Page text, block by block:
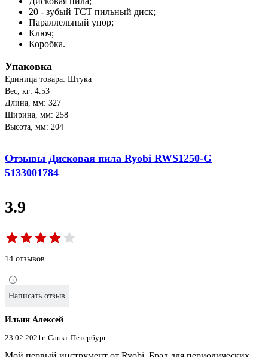
20 - зубый ТСТ пильный диск;
Параллельный упор;
Ключ;
Коробка.
Упаковка
Единица товара: Штука
Вес, кг: 4.53
Длина, мм: 327
Ширина, мм: 258
Высота, мм: 204
Отзывы Дисковая пила Ryobi RWS1250-G
5133001784
3.9
14 отзывов
Написать отзыв
Ильин Алексей
23.02.2021 г. Санкт-Петербург